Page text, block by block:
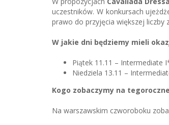
uczestników. W konkursach
prawo do przyjęcia większej liczby
W jakie dni będziemy mieli
Piątek 11.11 – Intermediate
Niedziela 13.11 –
Kogo zobaczymy na
Na warszawskim czworoboku